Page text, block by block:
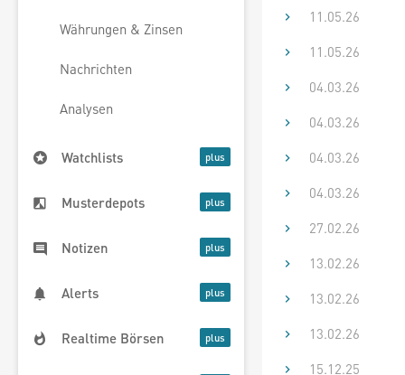
Währungen & Zinsen
Nachrichten
Analysen
Watchlists
Musterdepots
Notizen
Alerts
Realtime Börsen
11.05.26
11.05.26
04.03.26
04.03.26
04.03.26
04.03.26
27.02.26
13.02.26
13.02.26
13.02.26
15.12.25